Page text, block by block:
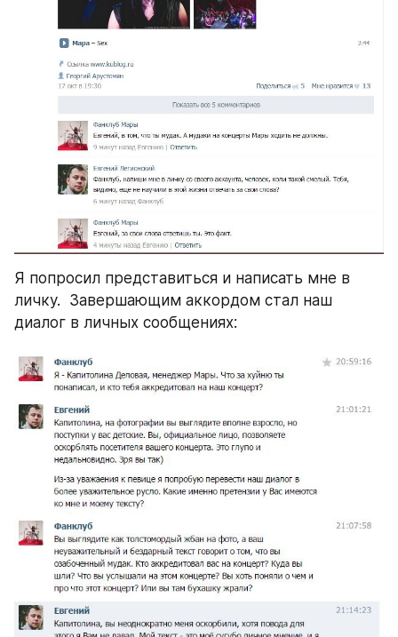
Я попросил представиться и написать мне в
личку.  Завершающим аккордом стал наш
диалог в личных сообщениях: